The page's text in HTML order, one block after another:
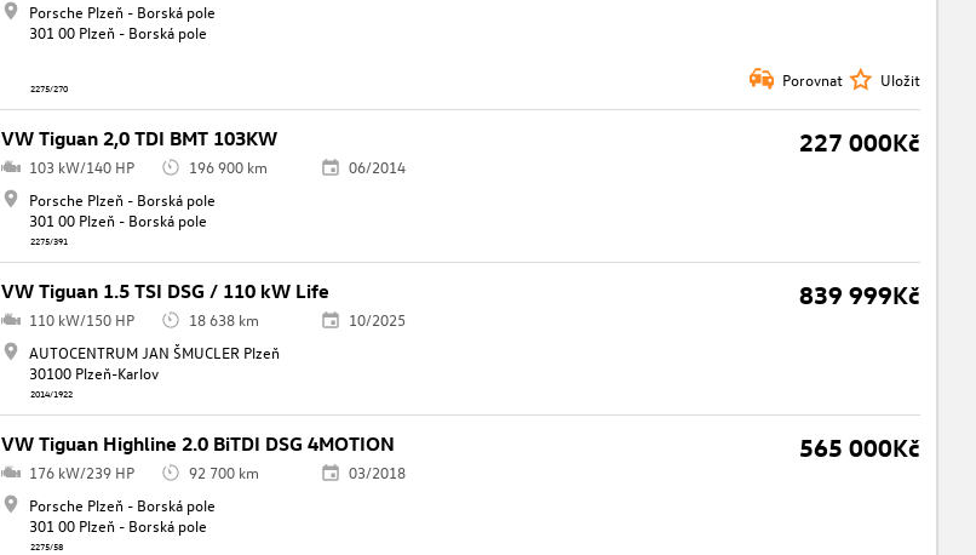
Porsche Plzeň - Borská pole
301 00 Plzeň - Borská pole
2275/270 Porovnat Uložit
VW Tiguan 2,0 TDI BMT 103KW 227 000Kč
103 kW/140 HP 196 900 km
06/2014
Porsche Plzeň - Borská pole
301 00 Plzeň - Borská pole
2275/391
VW Tiguan 1.5 TSI DSG / 110 kW Life 839 999Kč
110 kW/150 HP 18 638 km
10/2025
AUTOCENTRUM JAN ŠMUCLER Plzeň
30100 Plzeň-Karlov
2014/1922
VW Tiguan Highline 2.0 BiTDI DSG 4MOTION 565 000Kč
176 kW/239 HP 92 700 km
03/2018
Porsche Plzeň - Borská pole
301 00 Plzeň - Borská pole
2275/58